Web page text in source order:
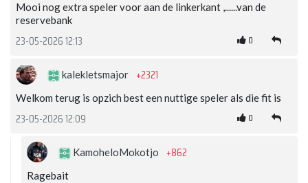
Mooi nog extra speler voor aan de linkerkant ,......van de
reservebank
23-05-2026 12:13 0
kalekletsmajor +2321
Welkom terug is opzich best een nuttige speler als die fit is
23-05-2026 12:09 0
KamoheloMokotjo +862
Ragebait